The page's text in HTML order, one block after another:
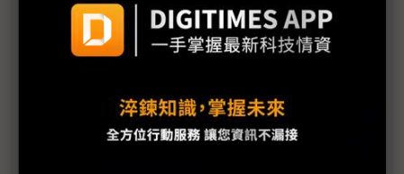
Sony各工廠受地震、海嘯及斷電影響最新狀況
福島縣政府開始檢測產品輻射值